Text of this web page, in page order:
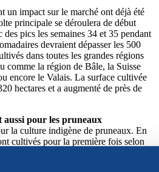
un impact sur le marché ont déjà été
principale se déroulera de début
des pics les semaines 34 et 35 pendant
devraient dépasser les 500
dans toutes les grandes régions
comme la région de Bâle, la Suisse
encore le Valais. La surface cultivée
hectares et a augmenté de près de
pour les pruneaux
la culture indigène de pruneaux. En
cultivés pour la première fois selon
Durabilité des fruits » (DuF).